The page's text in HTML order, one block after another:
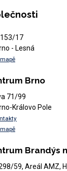
17
- Lesná
Brno
71/99
Královo Pole
Brandýs
59, Areál AMZ,